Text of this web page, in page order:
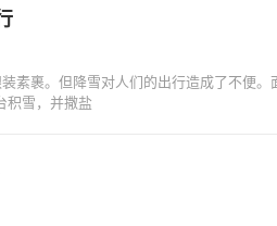
素裹。但降雪对人们的出行造成了不便
积雪，并撒盐